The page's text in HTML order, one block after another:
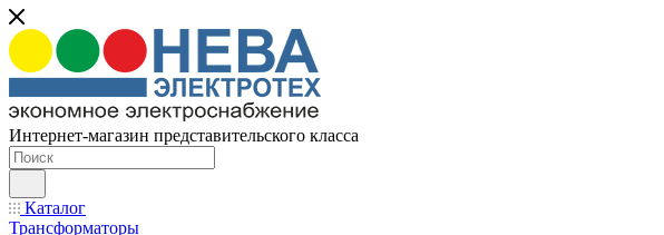
Интернет-магазин представительского класса
Каталог
Трансформаторы